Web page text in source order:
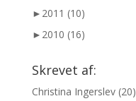
► 2011 (10)
► 2010 (16)
Skrevet af:
Christina Ingerslev(20)